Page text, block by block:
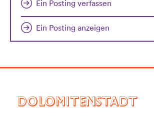
Ein Posting verfassen
Ein Posting anzeigen
DOLOMITENSTADT